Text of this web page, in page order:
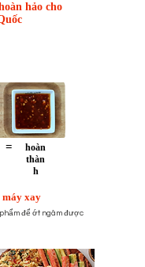
hảo cho
=
hoàn
thàn
h
máy xay
để ớt ngâm được